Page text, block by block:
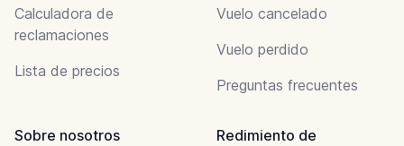
Calculadora de
reclamaciones
Lista de precios
Vuelo cancelado
Vuelo perdido
Preguntas frecuentes
Sobre nosotros
Redimiento de